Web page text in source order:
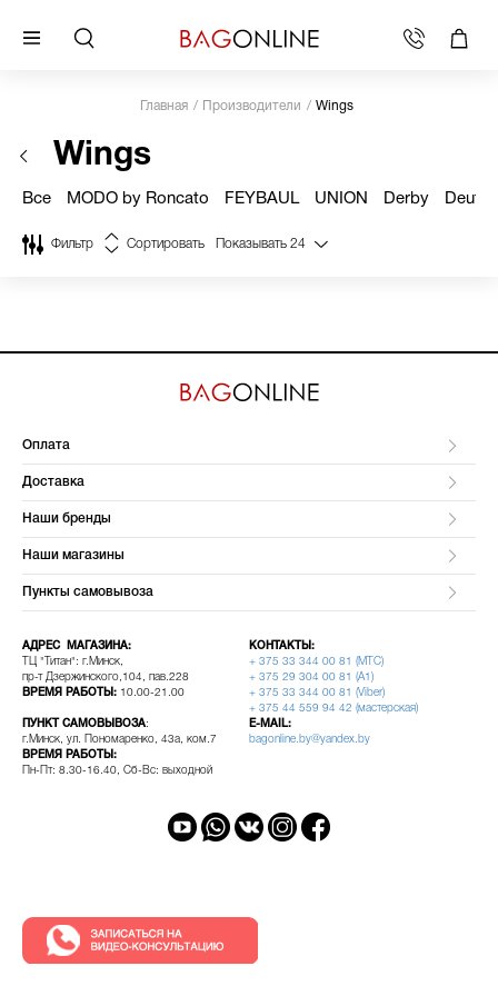
Главная Производители Wings
Wings
Все MODO by Roncato FEYBAUL UNION Derby Deuter
Фильтр Сортировать Показывать 24
Оплата
Доставка
Наши бренды
Наши магазины
Пункты самовывоза
АДРЕС МАГАЗИНА:
ТЦ "Титан": г.Минск,
пр-т Дзержинского,104, пав.228
ВРЕМЯ РАБОТЫ: 10.00-21.00
ПУНКТ САМОВЫВОЗА:
г.Минск, ул. Пономаренко, 43а, ком.7
ВРЕМЯ РАБОТЫ:
Пн-Пт: 8.30-16.40, Сб-Вс: выходной
КОНТАКТЫ:
+ 375 33 344 00 81 (МТС)
+ 375 29 304 00 81 (A1)
+ 375 33 344 00 81 (Viber)
+ 375 44 559 94 42 (мастерская)
E-MAIL:
bagonline.by@yandex.by